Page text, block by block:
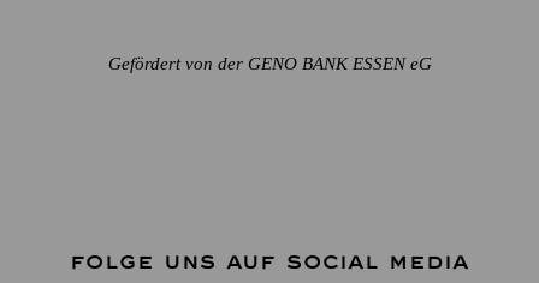
Gefördert von der GENO BANK ESSEN eG
FOLGE UNS AUF SOCIAL MEDIA